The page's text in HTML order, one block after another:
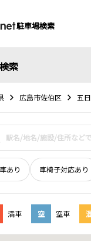
駐車場検索
索
広島市佐伯区 五
あり 車椅子対応あり
満車 空 空車